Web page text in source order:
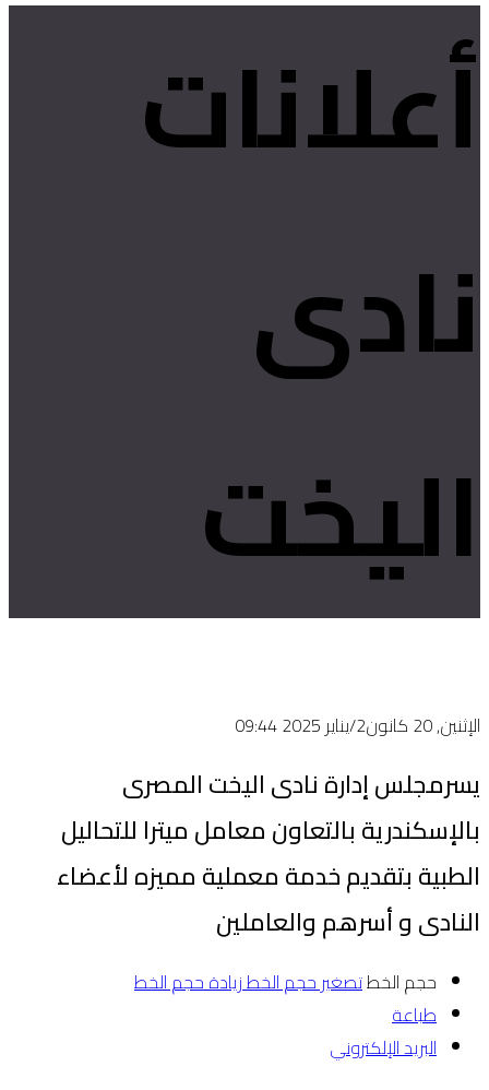
أعلانات
نادى
اليخت
الإثنين, 20 كانون2/يناير 2025 09:44
يسرمجلس إدارة نادى اليخت المصرى
بالإسكندرية بالتعاون معامل ميترا للتحاليل
الطبية بتقديم خدمة معملية مميزه لأعضاء
النادى و أسرهم والعاملين
حجم الخطتصغير حجم الخطزيادة حجم الخط
طباعة
البريد الإلكتروني